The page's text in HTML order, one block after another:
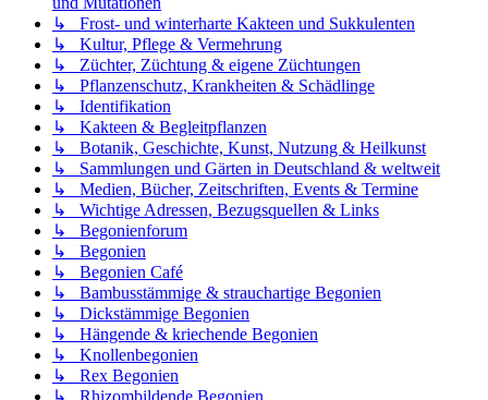
↳ Frost- und winterharte Kakteen und Sukkulenten
↳ Kultur, Pflege & Vermehrung
↳ Züchter, Züchtung & eigene Züchtungen
↳ Pflanzenschutz, Krankheiten & Schädlinge
↳ Identifikation
↳ Kakteen & Begleitpflanzen
↳ Botanik, Geschichte, Kunst, Nutzung & Heilkunst
↳ Sammlungen und Gärten in Deutschland & weltweit
↳ Medien, Bücher, Zeitschriften, Events & Termine
↳ Wichtige Adressen, Bezugsquellen & Links
↳ Begonienforum
↳ Begonien
↳ Begonien Café
↳ Bambusstämmige & strauchartige Begonien
↳ Dickstämmige Begonien
↳ Hängende & kriechende Begonien
↳ Knollenbegonien
↳ Rex Begonien
↳ Rhizombildende Begonien